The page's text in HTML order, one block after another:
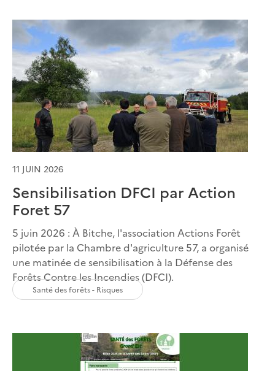
11 JUIN 2026
Sensibilisation DFCI par Action
Foret 57
5 juin 2026 : À Bitche, l'association Actions Forêt
pilotée par la Chambre d'agriculture 57, a organisé
une matinée de sensibilisation à la Défense des
Forêts Contre les Incendies (DFCI).
Santé des forêts - Risques